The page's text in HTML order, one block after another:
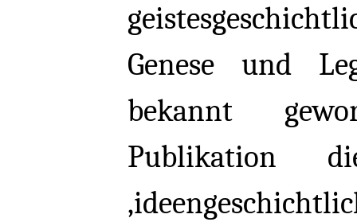
Genese und
bekannt
Publikation